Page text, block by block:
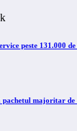
peste 131.000
majoritar de